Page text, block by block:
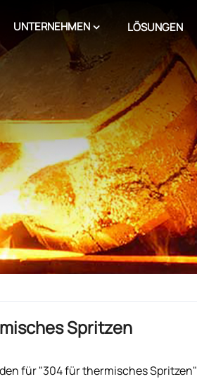
UNTERNEHMEN LÖSUNGEN
Spritzen
für "304 für thermisches Spritzen"